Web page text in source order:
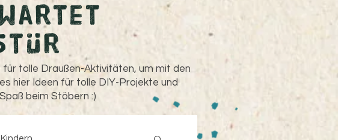
tolle Draußen-Aktivitäten, um mit den
hier Ideen für tolle DIY-Projekte und
beim Stöbern :)